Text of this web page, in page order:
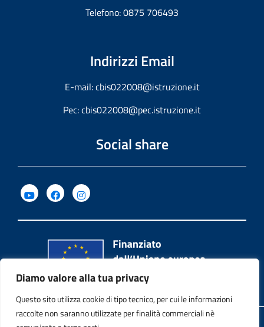
Diamo valore alla tua privacy
Questo sito utilizza cookie di tipo tecnico, per cui le informazioni
raccolte non saranno utilizzate per finalità commerciali nè
Telefono: 0875 706493
Indirizzi Email
E-mail:cbis022008@istruzione.it
Pec:cbis022008@pec.istruzione.it
Social share
Privacy Policy